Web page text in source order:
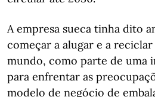
A empresa sueca tinha dito
começar a alugar e a
mundo, como parte de uma
para enfrentar as
modelo de negócio de